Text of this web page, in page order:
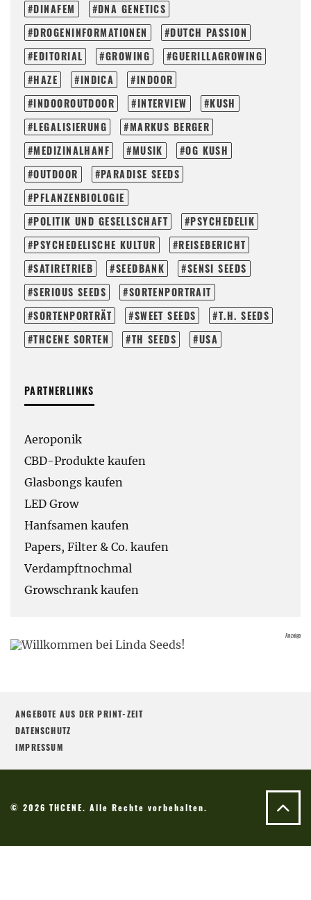
DINAFEM
DNA GENETICS
DROGENINFORMATIONEN
DUTCH PASSION
EDITORIAL
GROWING
GUERILLAGROWING
HAZE
INDICA
INDOOR
INDOOROUTDOOR
INTERVIEW
KUSH
LEGALISIERUNG
MARKUS BERGER
MEDIZINALHANF
MUSIK
OG KUSH
OUTDOOR
PARADISE SEEDS
PFLANZENBIOLOGIE
POLITIK UND GESELLSCHAFT
PSYCHEDELIK
PSYCHEDELISCHE KULTUR
REISEBERICHT
SATIRETRIEB
SEEDBANK
SENSI SEEDS
SERIOUS SEEDS
SORTENPORTRAIT
SORTENPORTRÄT
SWEET SEEDS
T.H. SEEDS
THCENE SORTEN
TH SEEDS USA
PARTNERLINKS
Aeroponik
CBD-Produkte kaufen
Glasbongs kaufen
LED Grow
Hanfsamen kaufen
Papers, Filter & Co. kaufen
Verdampftnochmal
Growschrank kaufen
ANGEBOTE AUS DER PRINT-ZEIT
DATENSCHUTZ
IMPRESSUM
© 2026 THCENE. Alle Rechte vorbehalten.